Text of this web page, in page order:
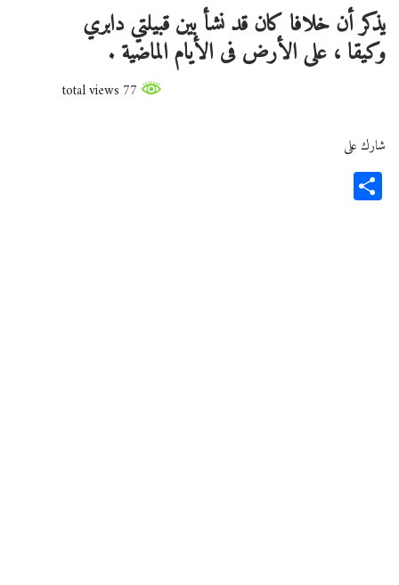
يذكر أن خلافا كان قد نشأ بين قبيلتي دابري
وكيقا ، على الأرض فى الأيام الماضية .
شارك على